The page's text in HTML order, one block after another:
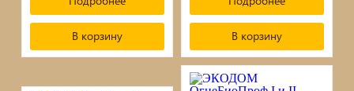
В корзину В корзину